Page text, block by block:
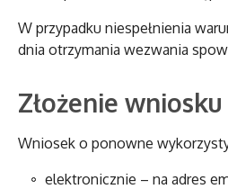
W przypadku niespełnienia
dnia otrzymania wezwania
Złożenie wniosku
Wniosek o ponowne
elektronicznie – na adres